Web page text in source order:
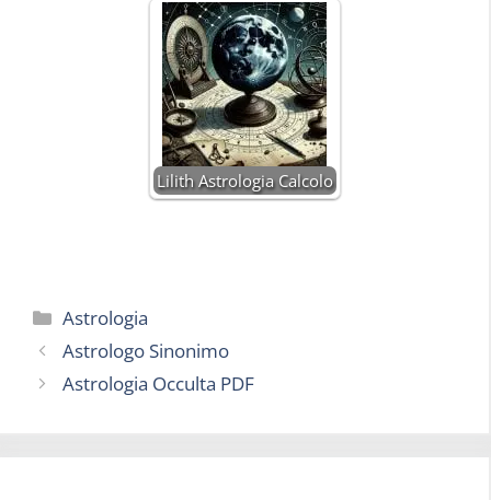
Lilith Astrologia Calcolo
Categorie
Astrologia
Astrologo Sinonimo
Astrologia Occulta PDF